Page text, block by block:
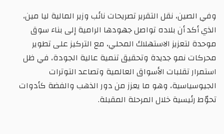
وفي الصين، نقل التقرير تصريحات نائب وزير المالية ليا مين،
الذي أكد أن بلاده تواصل جهودها الرامية إلى بناء سوق
موحدة لتعزيز الاستهلاك المحلي، مع التركيز على تطوير
محركات نمو جديدة وتحقيق تنمية عالية الجودة، في ظل
استمرار تقلبات الأسواق العالمية وتصاعد التوترات
الجيوسياسية، وهو ما يعزز من دور الذهب والفضة كأدوات
تحوّط رئيسية خلال المرحلة المقبلة.